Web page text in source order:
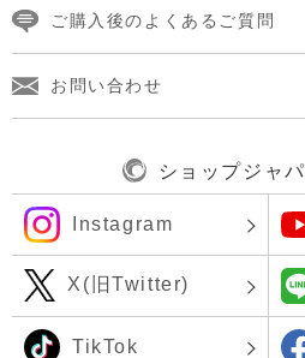
ご購入後のよくあるご質問
お問い合わせ
ショップジャ
Instagram
X(旧Twitter)
TikTok